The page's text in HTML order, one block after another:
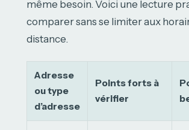
même besoin. Voici une lecture
comparer sans se limiter aux
distance.
Adresse
ou type
d’adresse
Points forts à
vérifier